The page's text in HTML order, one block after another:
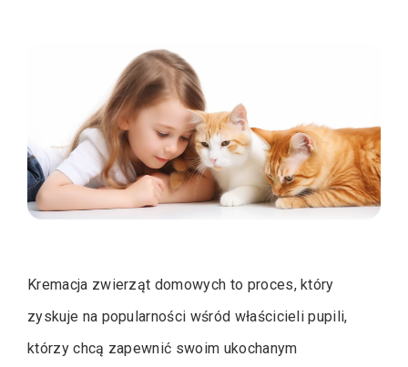
Kremacja zwierząt domowych to proces, który
zyskuje na popularności wśród właścicieli pupili,
którzy chcą zapewnić swoim ukochanym